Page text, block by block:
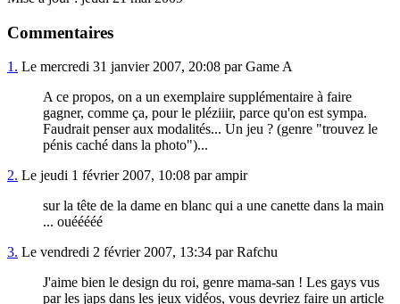
Commentaires
1. Le mercredi 31 janvier 2007, 20:08 par Game A
A ce propos, on a un exemplaire supplémentaire à faire
gagner, comme ça, pour le pléziiir, parce qu'on est sympa.
Faudrait penser aux modalités... Un jeu ? (genre "trouvez le
pénis caché dans la photo")...
2. Le jeudi 1 février 2007, 10:08 par ampir
sur la tête de la dame en blanc qui a une canette dans la main
... ouééééé
3. Le vendredi 2 février 2007, 13:34 par Rafchu
J'aime bien le design du roi, genre mama-san ! Les gays vus
par les japs dans les jeux vidéos, vous devriez faire un article